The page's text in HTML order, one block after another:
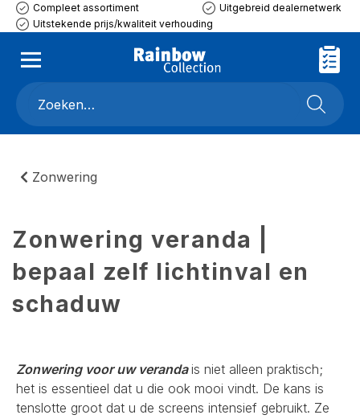
Compleet assortiment
Uitgebreid dealernetwerk
Uitstekende prijs/kwaliteit verhouding
Zonwering
Zonwering veranda |
bepaal zelf lichtinval en
schaduw
Zonwering voor uw verandais niet alleen praktisch;
het is essentieel dat u die ook mooi vindt. De kans is
tenslotte groot dat u de screens intensief gebruikt. Ze